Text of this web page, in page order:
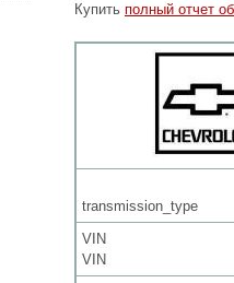
Купить полный отчет
transmission_type
VIN
VIN